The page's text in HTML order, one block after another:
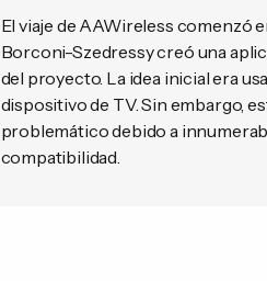
El viaje de AAWireless comenzó
Borconi-Szedressy creó una
del proyecto. La idea inicial era
dispositivo de TV. Sin embargo,
problemático debido a
compatibilidad.